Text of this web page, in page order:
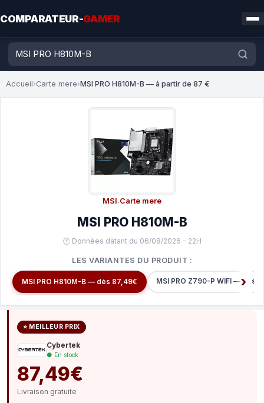
COMPARATEUR-GAMER
Accueil›Carte mere›MSI PRO H810M-B — à partir de 87 €
MSI·Carte mere
MSI PRO H810M-B
🕐 Données datant du 06/08/2026 – 22H
LES VARIANTES DU PRODUIT :
MSI PRO H810M-B — dès 87,49€ MSI PRO Z790-P WIFI — dès
⭐ MEILLEUR PRIX
Cybertek
● En stock
87,49€
Livraison gratuite